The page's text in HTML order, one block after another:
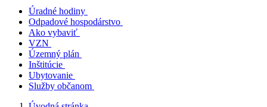
Úradné hodiny
Odpadové hospodárstvo
Ako vybaviť
VZN
Územný plán
Inštitúcie
Ubytovanie
Služby občanom